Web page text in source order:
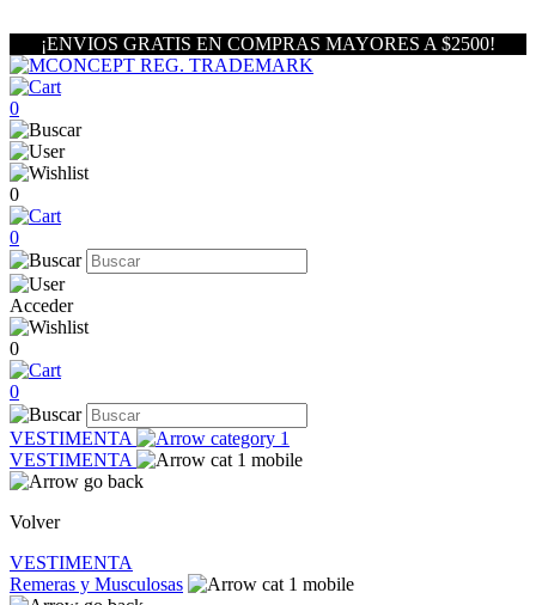
¡ENVIOS GRATIS EN COMPRAS MAYORES A $2500!
0
0
0
Acceder
0
0
VESTIMENTA
VESTIMENTA
Volver
VESTIMENTA
Remeras y Musculosas